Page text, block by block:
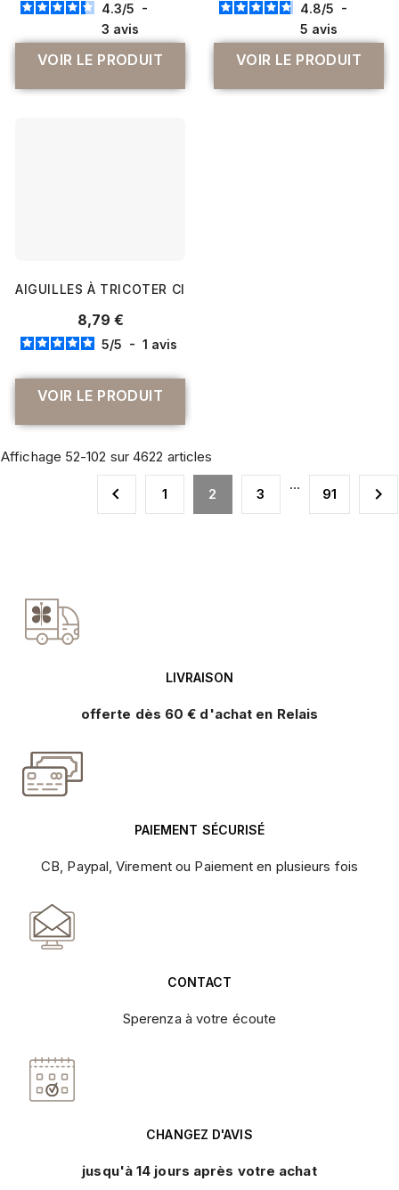
4.3/5 -
3 avis
VOIR LE PRODUIT
4.8/5 -
5 avis
VOIR LE PRODUIT
AIGUILLES À TRICOTER CIRCULAIRES FIXES CABLE 60
8,79 €
5/5 - 1 avis
VOIR LE PRODUIT
Affichage 52-102 sur 4622 articles
 1 2 3
…
91 
LIVRAISON
offerte dès 60 € d'achat en Relais
PAIEMENT SÉCURISÉ
CB, Paypal, Virement ou Paiement en plusieurs fois
CONTACT
Sperenza à votre écoute
CHANGEZ D'AVIS
jusqu'à 14 jours après votre achat